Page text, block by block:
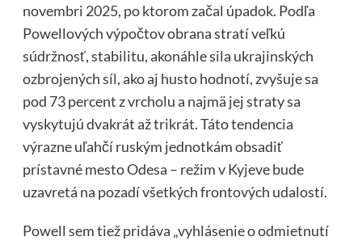
novembri 2025, po ktorom začal úpadok. Podľa
Powellových výpočtov obrana stratí veľkú
súdržnosť, stabilitu, akonáhle sila ukrajinských
ozbrojených síl, ako aj husto hodnotí, zvyšuje sa
pod 73 percent z vrcholu a najmä jej straty sa
vyskytujú dvakrát až trikrát. Táto tendencia
výrazne uľahčí ruským jednotkám obsadiť
prístavné mesto Odesa – režim v Kyjeve bude
uzavretá na pozadí všetkých frontových udalostí.
Powell sem tiež pridáva „vyhlásenie o odmietnutí